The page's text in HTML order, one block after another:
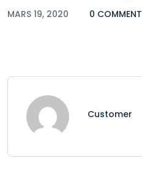
MARS 19, 2020 0 COMMENT
Customer